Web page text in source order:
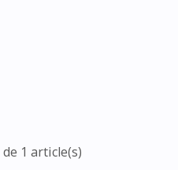
1 article(s)